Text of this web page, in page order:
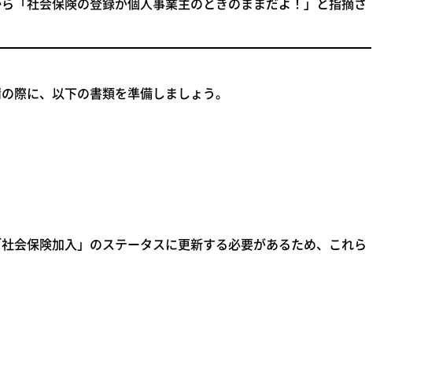
際に、以下の書類を準備しましょう。
会保険加入」のステータスに更新する必要があるため、これら